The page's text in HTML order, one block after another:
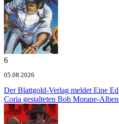
6
05.08.2026
Der Blattgold-Verlag meldet Eine
Coria gestalteten Bob Morane-